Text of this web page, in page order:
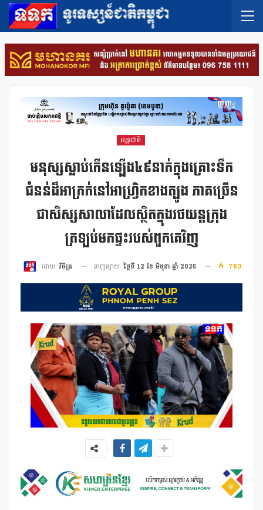
អន្តរជាតិ
មនុស្សស្លាប់កើនឡើង៤៩នាក់ក្នុងគ្រោះទឹក
ជំនន់ដ៏អាក្រក់នៅអាហ្វ្រិកខាងត្បូង ភាគច្រើន
ជាសិស្សសាលាដែលស្ថិតក្នុងរថយន្តក្រុង
ត្រឡប់មកផ្ទះរបស់ពួកគេវិញ
ដោយ វិចិត្រ ចេញផ្សាយ ថ្ងៃទី 12 ខែ មិថុនា ឆ្នាំ 2025 783